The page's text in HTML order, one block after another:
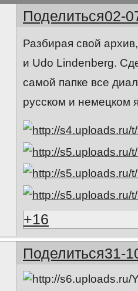
Поделиться02-
Разбирая свой
и Udo Lindenberg.
самой папке все
русском и немецком
+16
Поделиться31-